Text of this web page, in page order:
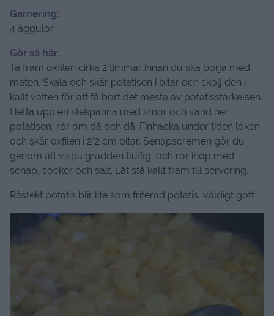
Garnering:
4 äggulor
Gör så här:
Ta fram oxfilen cirka 2 timmar innan du ska börja med
maten. Skala och skär potatisen i bitar och skölj den i
kallt vatten för att få bort det mesta av potatisstärkelsen.
Hetta upp en stekpanna med smör och vänd ner
potatisen, rör om då och då. Finhacka under tiden löken
och skär oxfilen i 2*2 cm bitar. Senapscremen gör du
genom att vispa grädden fluffig, och rör ihop med
senap, socker och salt. Låt stå kallt fram till servering.
Råstekt potatis blir lite som friterad potatis, väldigt gott